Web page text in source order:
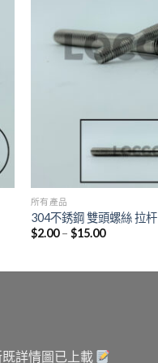
所有產品
304不銹鋼 雙頭螺絲 拉杆
$2.00– $15.00
既詳情圖已上載